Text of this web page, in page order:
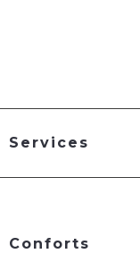
Services
Conforts